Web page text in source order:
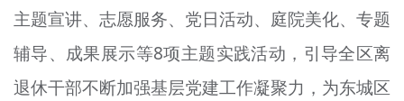
主题宣讲、志愿服务、党日活动、庭院美化、专题
辅导、成果展示等8项主题实践活动，引导全区离
退休干部不断加强基层党建工作凝聚力，为东城区